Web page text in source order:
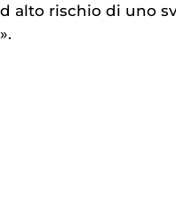
alto rischio di uno